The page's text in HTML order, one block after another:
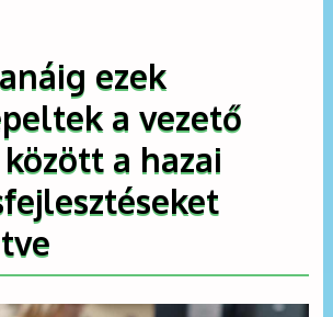
ezek
a vezető
a hazai